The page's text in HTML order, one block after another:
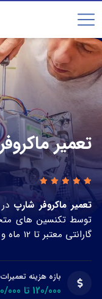
تعمیر
تعمیر ماکروفر شارپ
توسط تکنسین های
گارانتی معتبر تا 12 ماه و قطعات اصل در محل انجام می شود.
بازه هزینه
120/000 تا 950/000 تومان